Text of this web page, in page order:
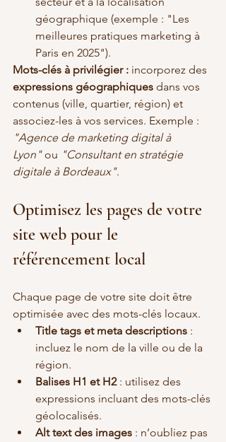
géographique (exemple : "Les
meilleures pratiques marketing à
Paris en 2025").
Mots-clés à privilégier : incorporez des
expressions géographiques dans vos
contenus (ville, quartier, région) et
associez-les à vos services. Exemple :
"Agence de marketing digital à
Lyon" ou "Consultant en stratégie
digitale à Bordeaux".
Optimisez les pages de votre
site web pour le
référencement local
Chaque page de votre site doit être
optimisée avec des mots-clés locaux.
Title tags et meta descriptions :
incluez le nom de la ville ou de la
région.
Balises H1 et H2 : utilisez des
expressions incluant des mots-clés
géolocalisés.
Alt text des images : n’oubliez pas